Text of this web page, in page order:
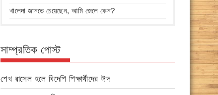
খালেদা জানতে চেয়েছেন, আমি জেলে কেন?
সাম্প্রতিক পোস্ট
শেখ রাসেল হলে বিদেশি শিক্ষার্থীদের ঈদ